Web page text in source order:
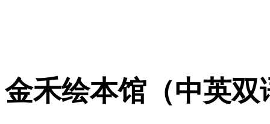
金禾绘本馆（中英